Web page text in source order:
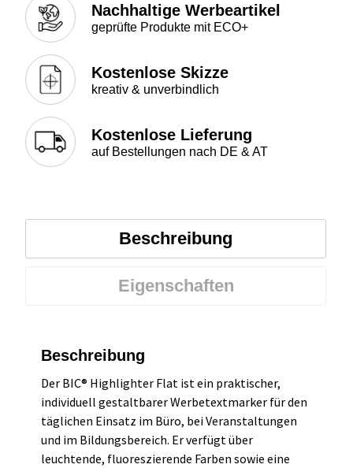
Nachhaltige Werbeartikel
geprüfte Produkte mit ECO+
Kostenlose Skizze
kreativ & unverbindlich
Kostenlose Lieferung
auf Bestellungen nach DE & AT
Beschreibung
Eigenschaften
Beschreibung
Der BIC® Highlighter Flat ist ein praktischer,
individuell gestaltbarer Werbetextmarker für den
täglichen Einsatz im Büro, bei Veranstaltungen
und im Bildungsbereich. Er verfügt über
leuchtende, fluoreszierende Farben sowie eine